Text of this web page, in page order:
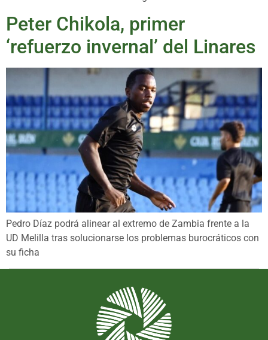
Peter Chikola, primer
‘refuerzo invernal’ del Linares
Pedro Díaz podrá alinear al extremo de Zambia frente a la
UD Melilla tras solucionarse los problemas burocráticos con
su ficha